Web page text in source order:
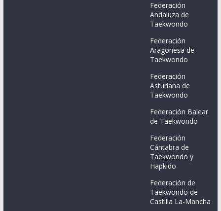
Federación
Andaluza de
Taekwondo
Federación
Aragonesa de
Taekwondo
Federación
Asturiana de
Taekwondo
Federación Balear
de Taekwondo
Federación
Cántabra de
Taekwondo y
Hapkido
Federación de
Taekwondo de
Castilla La-Mancha